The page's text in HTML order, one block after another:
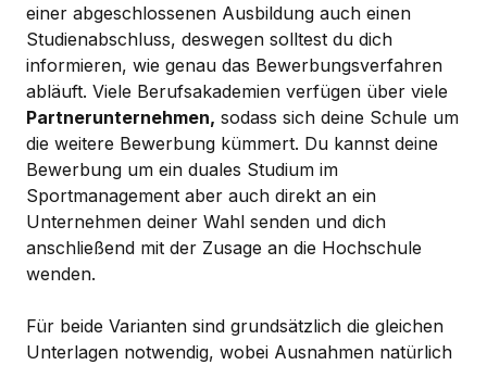
einer abgeschlossenen Ausbildung auch einen
Studienabschluss, deswegen solltest du dich
informieren, wie genau das Bewerbungsverfahren
abläuft. Viele Berufsakademien verfügen über viele
Partnerunternehmen, sodass sich deine Schule um
die weitere Bewerbung kümmert. Du kannst deine
Bewerbung um ein duales Studium im
Sportmanagement aber auch direkt an ein
Unternehmen deiner Wahl senden und dich
anschließend mit der Zusage an die Hochschule
wenden.
Für beide Varianten sind grundsätzlich die gleichen
Unterlagen notwendig, wobei Ausnahmen natürlich